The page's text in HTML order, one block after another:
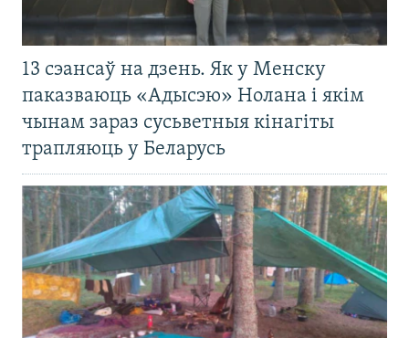
13 сэансаў на дзень. Як у Менску
паказваюць «Адысэю» Нолана і якім
чынам зараз сусьветныя кінагіты
трапляюць у Беларусь